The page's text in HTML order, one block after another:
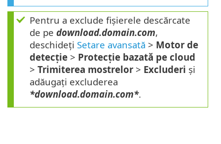
Pentru a exclude fișierele descărcate
de pe download.domain.com,
deschideți Setare avansată > Motor de
detecție > Protecție bazată pe cloud
> Trimiterea mostrelor > Excluderi și
adăugați excluderea
*download.domain.com*.